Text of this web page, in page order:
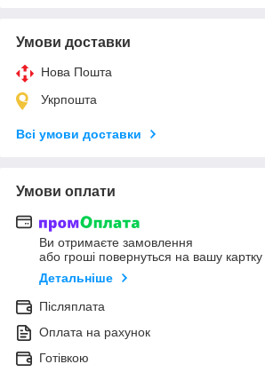
Умови доставки
Нова Пошта
Укрпошта
Всі умови доставки
Умови оплати
Ви отримаєте замовлення
або гроші повернуться на вашу картку
Детальніше
Післяплата
Оплата на рахунок
Готівкою